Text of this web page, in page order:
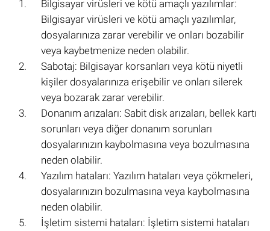
Bilgisayar virüsleri ve kötü amaçlı yazılımlar:
Bilgisayar virüsleri ve kötü amaçlı yazılımlar,
dosyalarınıza zarar verebilir ve onları bozabilir
veya kaybetmenize neden olabilir.
Sabotaj: Bilgisayar korsanları veya kötü niyetli
kişiler dosyalarınıza erişebilir ve onları silerek
veya bozarak zarar verebilir.
Donanım arızaları: Sabit disk arızaları, bellek kartı
sorunları veya diğer donanım sorunları
dosyalarınızın kaybolmasına veya bozulmasına
neden olabilir.
Yazılım hataları: Yazılım hataları veya çökmeleri,
dosyalarınızın bozulmasına veya kaybolmasına
neden olabilir.
İşletim sistemi hataları: İşletim sistemi hataları